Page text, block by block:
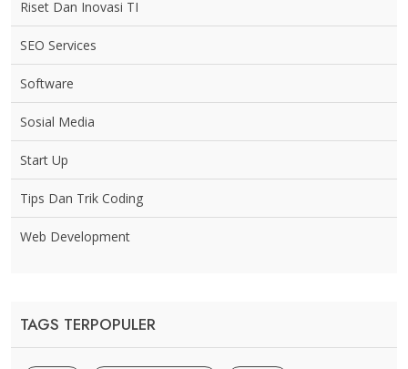
Riset Dan Inovasi TI
SEO Services
Software
Sosial Media
Start Up
Tips Dan Trik Coding
Web Development
TAGS TERPOPULER